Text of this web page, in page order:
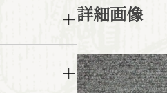
詳細画像